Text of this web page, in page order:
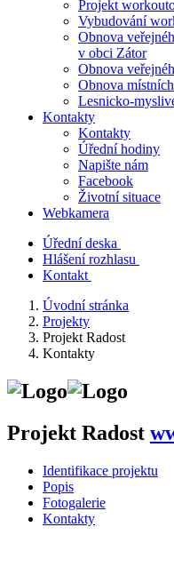
Projekt
Vybudování
Obnova
v obci Zátor
Obnova
Obnova
Lesnicko-
Kontakty
Kontakty
Úřední hodiny
Napište nám
Facebook
Životní situace
Webkamera
Úřední deska
Hlášení rozhlasu
Kontakt
Úvodní stránka
Projekty
Projekt Radost
Kontakty
Projekt Radost
Identifikace projektu
Popis
Fotogalerie
Kontakty